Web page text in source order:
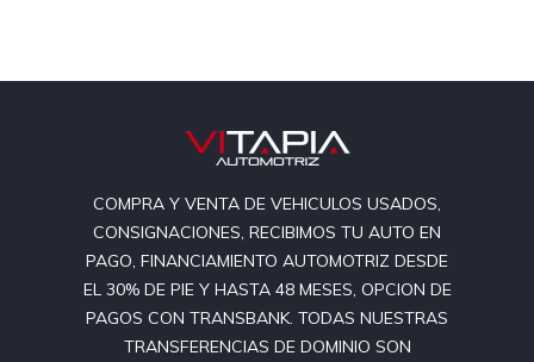
COMPRA Y VENTA DE VEHICULOS USADOS,
CONSIGNACIONES, RECIBIMOS TU AUTO EN
PAGO, FINANCIAMIENTO AUTOMOTRIZ DESDE
EL 30% DE PIE Y HASTA 48 MESES, OPCION DE
PAGOS CON TRANSBANK. TODAS NUESTRAS
TRANSFERENCIAS DE DOMINIO SON